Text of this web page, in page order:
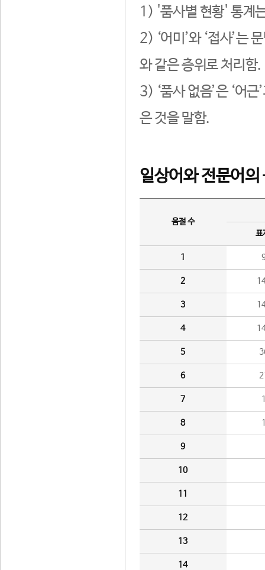
1) '품사별 현황' 통계
2) ‘어미’와 ‘접사’는
와 같은 층위로 처리함.
3) ‘품사 없음’은 ‘어
은 것을 말함.
일상어와 전문어의
음절 수
표
1
2
3
4
5
6
7
8
9
10
11
12
13
14